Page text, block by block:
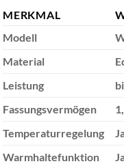
MERKMAL
Modell
Material
Leistung
Fassungsvermögen
Temperaturregelung
Warmhaltefunktion